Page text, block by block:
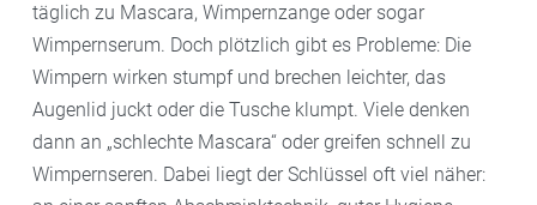
täglich zu Mascara, Wimpernzange oder sogar
Wimpernserum. Doch plötzlich gibt es Probleme: Die
Wimpern wirken stumpf und brechen leichter, das
Augenlid juckt oder die Tusche klumpt. Viele denken
dann an „schlechte Mascara“ oder greifen schnell zu
Wimpernseren. Dabei liegt der Schlüssel oft viel näher: